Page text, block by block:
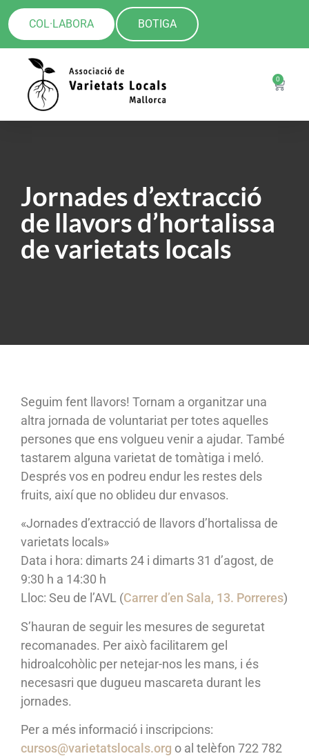
COL·LABORA BOTIGA
0
Jornades d’extracció
de llavors d’hortalissa
de varietats locals
Seguim fent llavors! Tornam a organitzar una
altra jornada de voluntariat per totes aquelles
persones que ens volgueu venir a ajudar. També
tastarem alguna varietat de tomàtiga i meló.
Després vos en podreu endur les restes dels
fruits, així que no oblideu dur envasos.
«Jornades d’extracció de llavors d’hortalissa de
varietats locals»
Data i hora: dimarts 24 i dimarts 31 d’agost, de
9:30 h a 14:30 h
Lloc: Seu de l’AVL (Carrer d’en Sala, 13. Porreres)
S’hauran de seguir les mesures de seguretat
recomanades. Per això facilitarem gel
hidroalcohòlic per netejar-nos les mans, i és
necesasri que dugueu mascareta durant les
jornades.
Per a més informació i inscripcions:
cursos@varietatslocals.org o al telèfon 722 782